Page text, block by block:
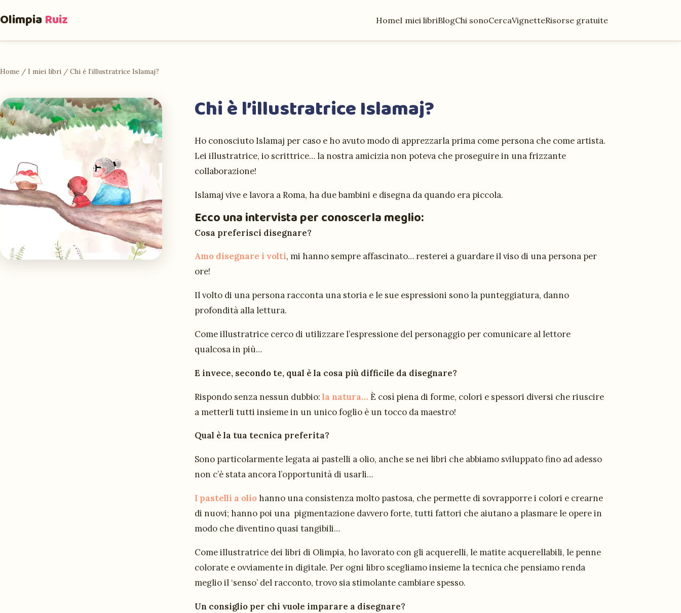
OlimpiaRuiz HomeI miei libriBlogChi sonoCercaVignetteRisorse gratuite
Home / I miei libri / Chi è l’illustratrice Islamaj?
Chi è l’illustratrice Islamaj?
Ho conosciuto Islamaj per caso e ho avuto modo di apprezzarla prima come persona che come artista.
Lei illustratrice, io scrittrice… la nostra amicizia non poteva che proseguire in una frizzante
collaborazione!
Islamaj vive e lavora a Roma, ha due bambini e disegna da quando era piccola.
Ecco una intervista per conoscerla meglio:
Cosa preferisci disegnare?
Amo disegnare i volti, mi hanno sempre affascinato… resterei a guardare il viso di una persona per
ore!
Il volto di una persona racconta una storia e le sue espressioni sono la punteggiatura, danno
profondità alla lettura.
Come illustratrice cerco di utilizzare l’espressione del personaggio per comunicare al lettore
qualcosa in più…
E invece, secondo te, qual è la cosa più difficile da disegnare?
Rispondo senza nessun dubbio: la natura… È così piena di forme, colori e spessori diversi che riuscire
a metterli tutti insieme in un unico foglio è un tocco da maestro!
Qual è la tua tecnica preferita?
Sono particolarmente legata ai pastelli a olio, anche se nei libri che abbiamo sviluppato fino ad adesso
non c’è stata ancora l’opportunità di usarli…
I pastelli a oliohanno una consistenza molto pastosa, che permette di sovrapporre i colori e crearne
di nuovi; hanno poi una pigmentazione davvero forte, tutti fattori che aiutano a plasmare le opere in
modo che diventino quasi tangibili…
Come illustratrice dei libri di Olimpia, ho lavorato con gli acquerelli, le matite acquerellabili, le penne
colorate e ovviamente in digitale. Per ogni libro scegliamo insieme la tecnica che pensiamo renda
meglio il ‘senso’ del racconto, trovo sia stimolante cambiare spesso.
Un consiglio per chi vuole imparare a disegnare?